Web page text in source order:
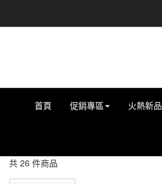
首頁 促銷專區 火熱新品
共 26 件商品